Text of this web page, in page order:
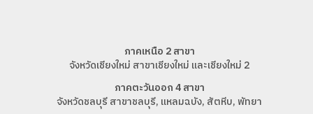
ภาคเหนือ 2 สาขา
จังหวัดเชียงใหม่ สาขาเชียงใหม่ และเชียงใหม่ 2
ภาคตะวันออก 4 สาขา
จังหวัดชลบุรี สาขาชลบุรี, แหลมฉบัง, สัตหีบ, พัทยา